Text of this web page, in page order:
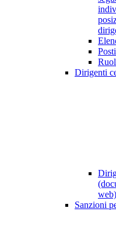
Dirigenti
web)
Sanzioni